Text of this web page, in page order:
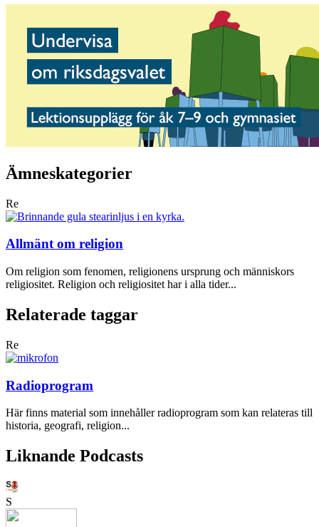
Ämneskategorier
Re
Allmänt om religion
Om religion som fenomen, religionens ursprung och människors
religiositet. Religion och religiositet har i alla tider...
Relaterade taggar
Re
Radioprogram
Här finns material som innehåller radioprogram som kan relateras till
historia, geografi, religion...
Liknande Podcasts
S